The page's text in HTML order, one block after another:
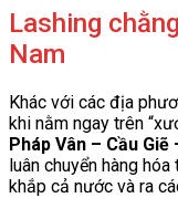
Lashing
Nam
Khác với các địa
khi nằm ngay trên
Pháp Vân – Cầu Giẽ
luân chuyển hàng
khắp cả nước và ra